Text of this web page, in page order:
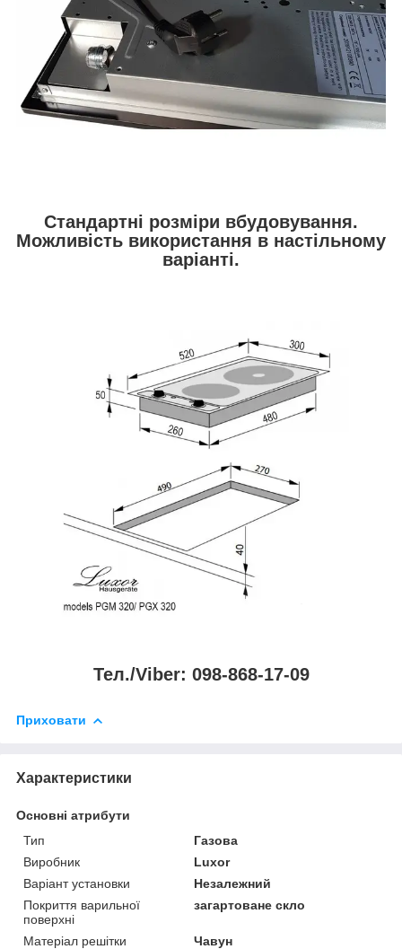
Стандартні розміри вбудовування.
Можливість використання в настільному
варіанті.
Тел./Viber: 098-868-17-09
Приховати
Характеристики
Основні атрибути
Тип
Газова
Виробник
Luxor
Варіант установки
Незалежний
Покриття варильної
поверхні
загартоване скло
Матеріал решітки
Чавун